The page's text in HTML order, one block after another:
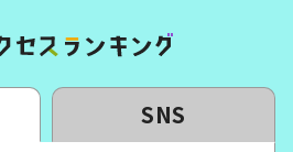
SNS